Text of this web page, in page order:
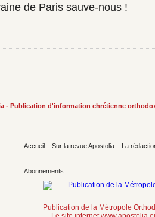
de Paris sauve-nous !
- Publication d'information chrétienne
Accueil Sur la revue Apostolia La
Abonnements
Publication de la Métropole